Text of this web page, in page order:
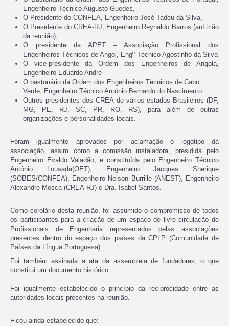
Engenheiro Técnico Augusto Guedes,
O Presidente do CONFEA, Engenheiro José Tadeu da Silva,
O Presidente do CREA-RJ, Engenheiro Reynaldo Barros (anfitrião
da reunião),
O presidente da APET – Associação Profissional dos
Engenheiros Técnicos de Angol, Engº Técnico Agostinho da Silva
O vice-presidente da Ordem dos Engenheiros de Angola,
Engenheiro Eduardo André
O bastonário da Ordem dos Engenheiros Técnicos de Cabo
Verde, Engenheiro Técnico António Bernardo do Nascimento
Outros presidentes dos CREA de vários estados Brasileiros (DF,
MG, PE, RJ, SC, PR, RO, RS), para além de outras
organizações e personalidades locais.
Foram igualmente aprovados por aclamação o logótipo da
associação, assim como a comissão instaladora, presidida pelo
Engenheiro Evaldo Valadão, e constituída pelo Engenheiro Técnico
António Lousada(OET), Engenheiro Jacques Sherique
(SOBES/CONFEA), Engenheiro Nelson Burrille (ANEST), Engenheiro
Alexandre Mosca (CREA-RJ) e Dra. Isabel Santos.
Como corolário desta reunião, foi assumido o compromisso de todos
os participantes para a criação de um espaço de livre circulação de
Profissionais de Engenharia representados pelas associações
presentes dentro do espaço dos países da CPLP (Comunidade de
Países da Língua Portuguesa).
Foi também assinada a ata da assembleia de fundadores, o que
constitui um documento histórico.
Foi igualmente estabelecido o princípio da reciprocidade entre as
autoridades locais presentes na reunião.
Ficou ainda estabelecido que: